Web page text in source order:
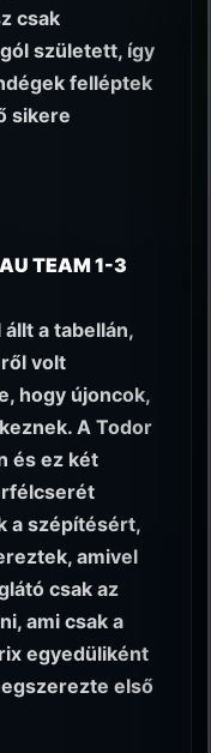
csak
született, így
felléptek
sikere
TEAM 1-3
a tabellán,
volt
hogy újoncok,
A Todor
és ez két
a szépítésért,
amivel
csak az
ami csak a
egyedüliként
első